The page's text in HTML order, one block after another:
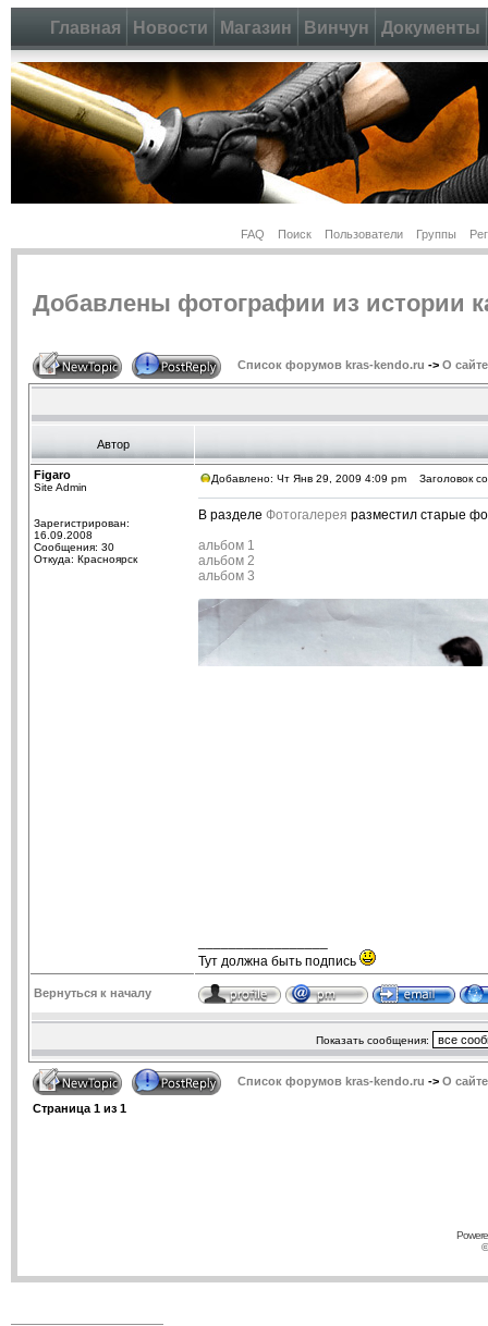
Главная Новости Магазин Винчун Документы
FAQ Поиск Пользователи Группы
Добавлены фотографии из истории
Список форумов kras-kendo.ru -> О сайте
Автор
Figaro
Site Admin
Зарегистрирован:
16.09.2008
Сообщения: 30
Откуда: Красноярск
Добавлено: Чт Янв 29, 2009 4:09 pm Заголовок
В разделе Фотогалерея разместил старые
альбом 1
альбом 2
альбом 3
Тут должна быть подпись
Вернуться к началу
Показать сообщения:
Список форумов kras-kendo.ru -> О сайте
Страница 1 из 1